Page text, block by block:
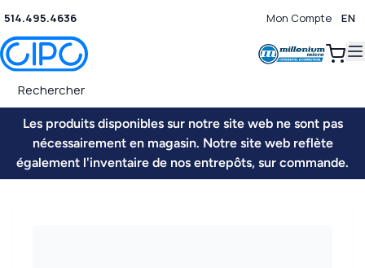
514.495.4636 Mon Compte EN
0
Les produits disponibles sur notre site web ne sont pas
nécessairement en magasin. Notre site web reflète
également l'inventaire de nos entrepôts, sur commande.